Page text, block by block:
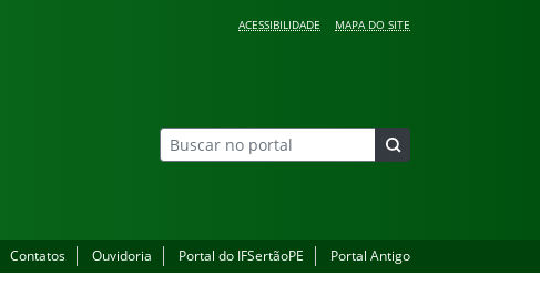
ACESSIBILIDADE MAPA DO SITE
Contatos Ouvidoria Portal do IFSertãoPE Portal Antigo